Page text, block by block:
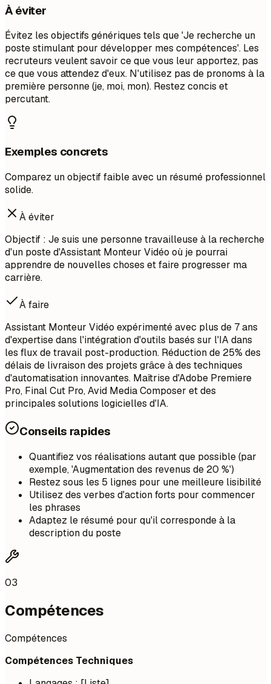
À éviter
Évitez les objectifs génériques tels que 'Je recherche un
poste stimulant pour développer mes compétences'. Les
recruteurs veulent savoir ce que vous leur apportez, pas
ce que vous attendez d'eux. N'utilisez pas de pronoms à la
première personne (je, moi, mon). Restez concis et
percutant.
Exemples concrets
Comparez un objectif faible avec un résumé professionnel
solide.
À éviter
Objectif : Je suis une personne travailleuse à la recherche
d'un poste d'Assistant Monteur Vidéo où je pourrai
apprendre de nouvelles choses et faire progresser ma
carrière.
À faire
Assistant Monteur Vidéo expérimenté avec plus de 7 ans
d'expertise dans l'intégration d'outils basés sur l'IA dans
les flux de travail post-production. Réduction de 25% des
délais de livraison des projets grâce à des techniques
d'automatisation innovantes. Maîtrise d'Adobe Premiere
Pro, Final Cut Pro, Avid Media Composer et des
principales solutions logicielles d'IA.
Conseils rapides
Quantifiez vos réalisations autant que possible (par
exemple, 'Augmentation des revenus de 20 %')
Restez sous les 5 lignes pour une meilleure lisibilité
Utilisez des verbes d'action forts pour commencer
les phrases
Adaptez le résumé pour qu'il corresponde à la
description du poste
03
Compétences
Compétences
Compétences Techniques